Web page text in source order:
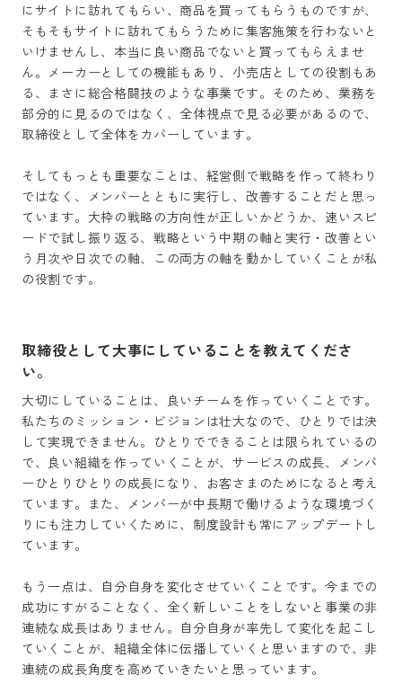
にサイトに訪れてもらい、商品を買ってもらうものですが、
そもそもサイトに訪れてもらうために集客施策を行わないと
いけませんし、本当に良い商品でないと買ってもらえませ
ん。メーカーとしての機能もあり、小売店としての役割もあ
る、まさに総合格闘技のような事業です。そのため、業務を
部分的に見るのではなく、全体視点で見る必要があるので、
取締役として全体をカバーしています。
そしてもっとも重要なことは、経営側で戦略を作って終わり
ではなく、メンバーとともに実行し、改善することだと思っ
ています。大枠の戦略の方向性が正しいかどうか、速いスピ
ードで試し振り返る、戦略という中期の軸と実行・改善とい
う月次や日次での軸、この両方の軸を動かしていくことが私
の役割です。
取締役として大事にしていることを教えてくださ
い。
大切にしていることは、良いチームを作っていくことです。
私たちのミッション・ビジョンは壮大なので、ひとりでは決
して実現できません。ひとりでできることは限られているの
で、良い組織を作っていくことが、サービスの成長、メンバ
ーひとりひとりの成長になり、お客さまのためになると考え
ています。また、メンバーが中長期で働けるような環境づく
りにも注力していくために、制度設計も常にアップデートし
ています。
もう一点は、自分自身を変化させていくことです。今までの
成功にすがることなく、全く新しいことをしないと事業の非
連続な成長はありません。自分自身が率先して変化を起こし
ていくことが、組織全体に伝播していくと思いますので、非
連続の成長角度を高めていきたいと思っています。